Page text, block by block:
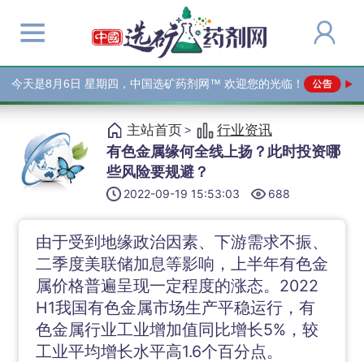
今天是8月6日 星期四，中国选矿药剂网™ 欢迎您的光临！
主站首页 > 行业资讯
有色金属缘何全线上扬？此时投资哪
些风险要规避？
2022-09-19 15:53:03 688
由于受到地缘政治因素、下游需求不振、
二季度美联储加息等影响，上半年有色金
属价格普遍呈现一定程度的涨态。2022
H1我国有色金属市场生产平稳运行，有
色金属行业工业增加值同比增长5%，较
工业平均增长水平高1.6个百分点。